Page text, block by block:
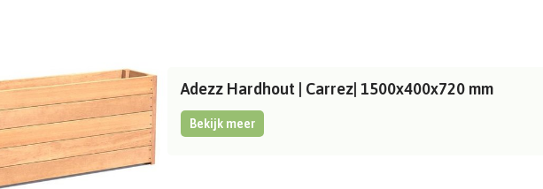
Adezz Hardhout | Carrez| 1500x400x720 mm
Bekijk meer